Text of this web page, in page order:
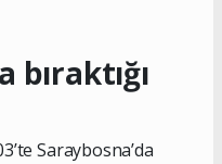
bıraktığı
Saraybosna’da